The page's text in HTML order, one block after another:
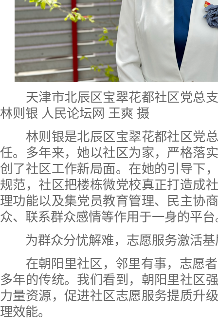
天津市北辰区宝翠花都社区党总
林则银 人民论坛网 王爽 摄
林则银是北辰区宝翠花都社区党总
任。多年来，她以社区为家，严格落
创了社区工作新局面。在她的引导下
规范，社区把楼栋微党校真正打造成
理功能以及集党员教育管理、民主协
众、联系群众感情等作用于一身的平台
为群众分忧解难，志愿服务激活基
在朝阳里社区，邻里有事，志愿者
多年的传统。我们看到，朝阳里社区
力量资源，促进社区志愿服务提质升
理效能。